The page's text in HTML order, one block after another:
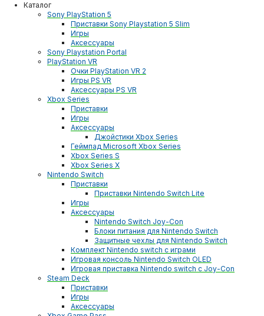
Каталог
Sony PlayStation 5
Приставки Sony Playstation 5 Slim
Игры
Аксессуары
Sony Playstation Portal
PlayStation VR
Очки PlayStation VR 2
Игры PS VR
Аксессуары PS VR
Xbox Series
Приставки
Игры
Аксессуары
Джойстики Xbox Series
Геймпад Microsoft Xbox Series
Xbox Series S
Xbox Series X
Nintendo Switch
Приставки
Приставки Nintendo Switch Lite
Игры
Аксессуары
Nintendo Switch Joy-Con
Блоки питания для Nintendo Switch
Защитные чехлы для Nintendo Switch
Комплект Nintendo switch с играми
Игровая консоль Nintendo Switch OLED
Игровая приставка Nintendo switch с Joy-Con
Steam Deck
Приставки
Игры
Аксессуары